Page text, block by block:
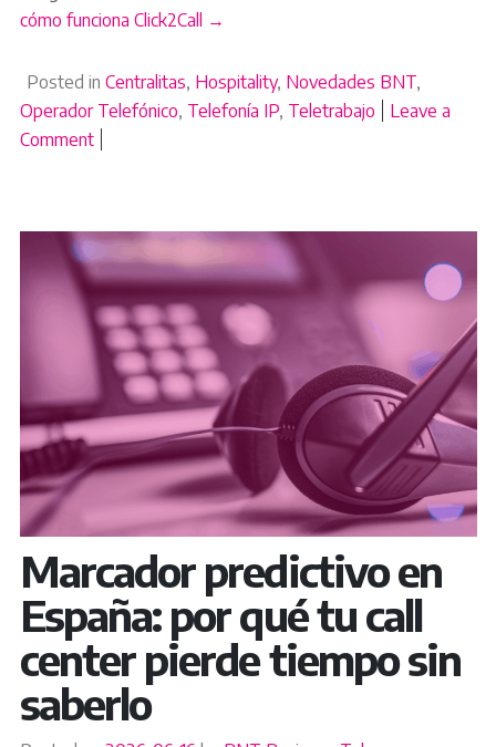
cómo funciona Click2Call →
Posted in Centralitas, Hospitality, Novedades BNT,
Operador Telefónico, Telefonía IP, Teletrabajo
Leave a
Commenton Por qué muchas webs en España pierden
Marcador predictivo en
España: por qué tu call
center pierde tiempo sin
saberlo